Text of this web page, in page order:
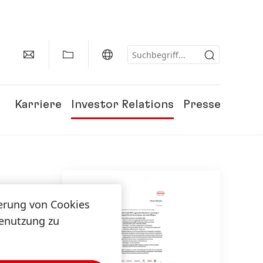
Karriere Investor Relations Presse
von Cookies
zu